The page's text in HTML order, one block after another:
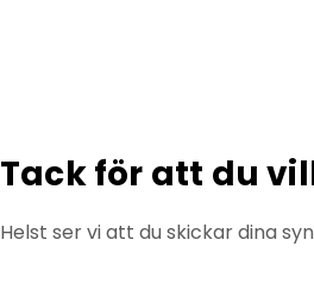
Tack för att du
Helst ser vi att du skickar dina